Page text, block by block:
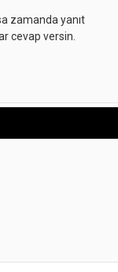
zamanda yanıt
cevap versin.